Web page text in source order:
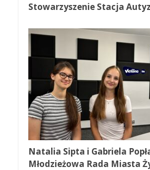
Stowarzyszenie Stacja
Natalia Sipta i Gabriela
Młodzieżowa Rada Miasta